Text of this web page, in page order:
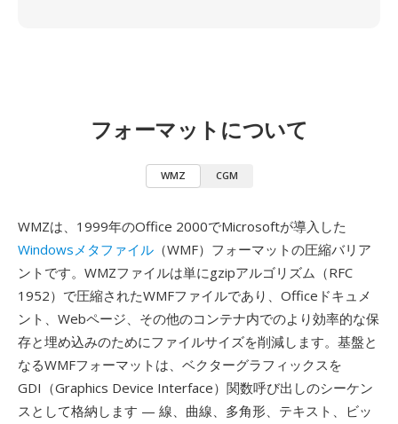
フォーマットについて
WMZ CGM
WMZは、1999年のOffice 2000でMicrosoftが導入した
Windowsメタファイル （WMF）フォーマットの圧縮バリア
ントです。WMZファイルは単にgzipアルゴリズム（RFC
1952）で圧縮されたWMFファイルであり、Officeドキュメ
ント、Webページ、その他のコンテナ内でのより効率的な保
存と埋め込みのためにファイルサイズを削減します。基盤と
なるWMFフォーマットは、ベクターグラフィックスを
GDI（Graphics Device Interface）関数呼び出しのシーケン
スとして格納します — 線、曲線、多角形、テキスト、ビッ